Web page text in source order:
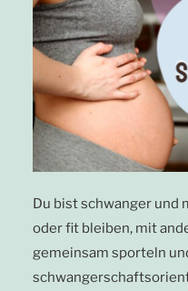
Du bist schwanger
oder fit bleiben, mit
gemeinsam sporteln